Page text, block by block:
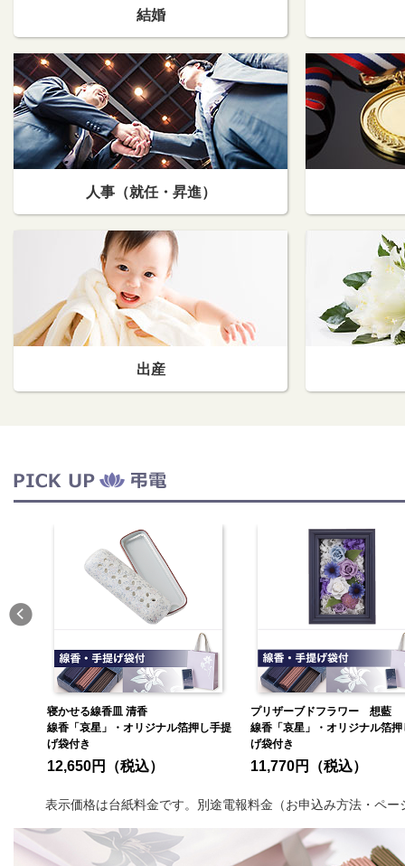
結婚
人事（就任・昇進）
出産
プリザーブドフラワー 想藍
線香「哀星」・オリジナル箔押し手提
げ袋付き
11,770円（税込）
うるし 菊あかり
線香「哀星」・オリジナル箔押
げ袋付き
8,470円（税込）
表示価格は台紙料金です。別途電報料金（お申込み方法・ペ